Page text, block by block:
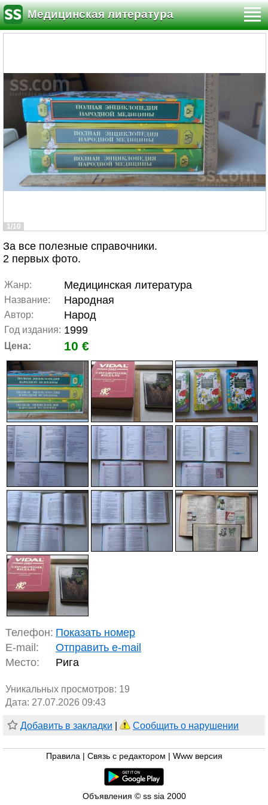
Медицинская литература
1/10
За все полезные справочники.
2 первых фото.
Жанр: Медицинская литература
Название: Народная
Автор: Народ
Год издания: 1999
Цена: 10 €
Телефон: Показать номер
E-mail:
Отправить e-mail
Место:
Рига
Уникальных просмотров: 19
Дата: 27.07.2026 09:43
Добавить в закладки Сообщить о нарушении
Правила Связь с редактором Www версия
Объявления © ss sia 2000